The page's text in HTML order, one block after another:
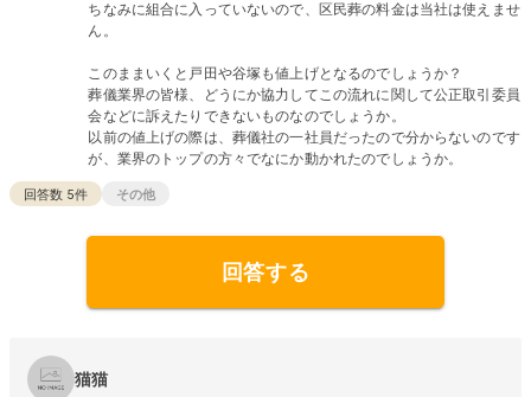
ちなみに組合に入っていないので、区民葬の料金は当社は使えませ
ん。
このままいくと戸田や谷塚も値上げとなるのでしょうか？
葬儀業界の皆様、どうにか協力してこの流れに関して公正取引委員
会などに訴えたりできないものなのでしょうか。
以前の値上げの際は、葬儀社の一社員だったので分からないのです
が、業界のトップの方々でなにか動かれたのでしょうか。
回答数 5件 その他
回答する
猫猫